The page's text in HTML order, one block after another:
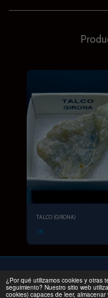
¿Por qué utilizamos cookies y otras
seguimiento? Nuestro sitio web
cookies) capaces de leer,
TALCO (GIRONA)
3€
INICIO